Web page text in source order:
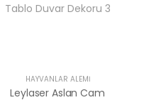
HAYVANLAR ALEMI
Leylaser Aslan Cam